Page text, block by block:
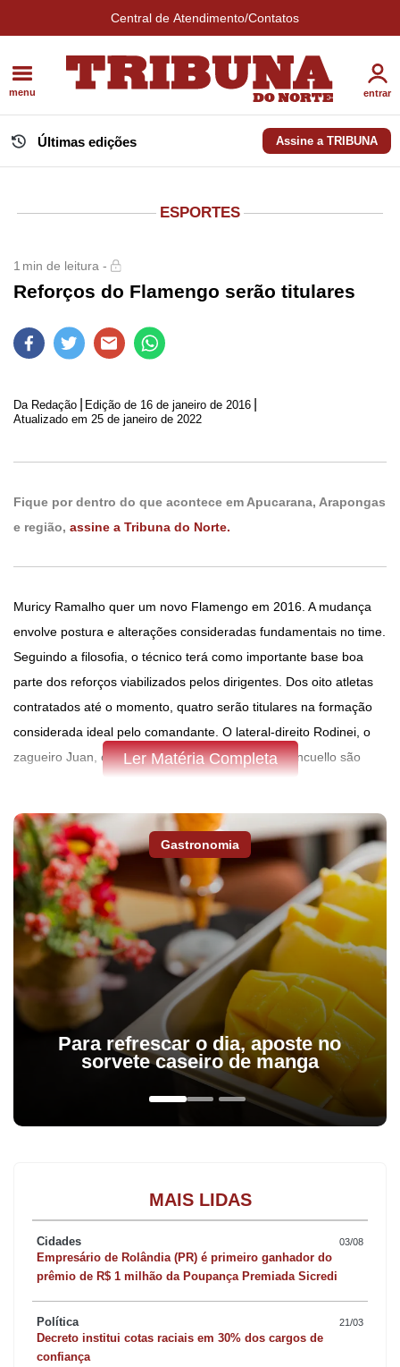
Central de Atendimento/Contatos
menu entrar
Últimas edições Assine a TRIBUNA
ESPORTES
1 min de leitura -
Reforços do Flamengo serão titulares
Da Redação Edição de 16 de janeiro de 2016
Atualizado em 25 de janeiro de 2022
Fique por dentro do que acontece em Apucarana, Arapongas
e região, assine a Tribuna do Norte.
Muricy Ramalho quer um novo Flamengo em 2016. A mudança
envolve postura e alterações consideradas fundamentais no time.
Seguindo a filosofia, o técnico terá como importante base boa
parte dos reforços viabilizados pelos dirigentes. Dos oito atletas
contratados até o momento, quatro serão titulares na formação
considerada ideal pelo comandante. O lateral-direito Rodinei, o
zagueiro Juan, o volante Willian Arão e o meia Mancuello são
contratação se confirme. Desta forma, Wallace irá para o banco
Ler Matéria Completa
Gastronomia
Para refrescar o dia, aposte no
sorvete caseiro de manga
MAIS LIDAS
Cidades 03/08
Empresário de Rolândia (PR) é primeiro ganhador do
prêmio de R$ 1 milhão da Poupança Premiada Sicredi
Política 21/03
Decreto institui cotas raciais em 30% dos cargos de
confiança